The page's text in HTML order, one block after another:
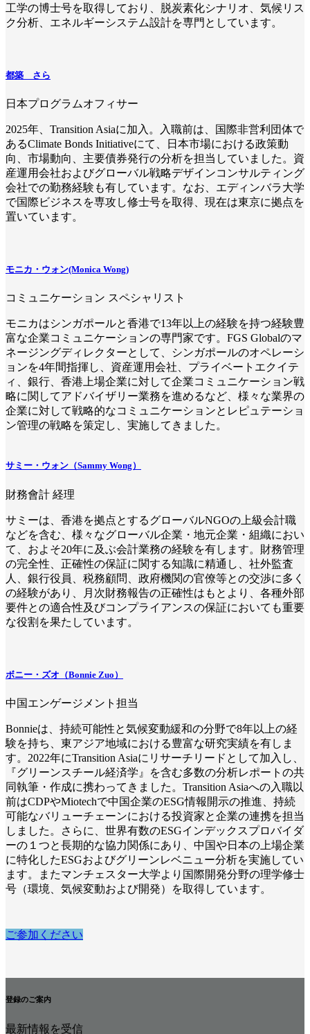
工学の博士号を取得しており、脱炭素化シナリオ、気候リス
ク分析、エネルギーシステム設計を専門としています。
都築 さら
日本プログラムオフィサー
2025年、Transition Asiaに加入。入職前は、国際非営利団体で
あるClimate Bonds Initiativeにて、日本市場における政策動
向、市場動向、主要債券発行の分析を担当していました。資
産運用会社およびグローバル戦略デザインコンサルティング
会社での勤務経験も有しています。なお、エディンバラ大学
で国際ビジネスを専攻し修士号を取得、現在は東京に拠点を
置いています。
モニカ・ウォン(Monica Wong)
コミュニケーション スペシャリスト
モニカはシンガポールと香港で13年以上の経験を持つ経験豊
富な企業コミュニケーションの専門家です。FGS Globalのマ
ネージングディレクターとして、シンガポールのオペレーシ
ョンを4年間指揮し、資産運用会社、プライベートエクイテ
ィ、銀行、香港上場企業に対して企業コミュニケーション戦
略に関してアドバイザリー業務を進めるなど、様々な業界の
企業に対して戦略的なコミュニケーションとレピュテーショ
ン管理の戦略を策定し、実施してきました。
サミー・ウォン（Sammy Wong）
財務會計 経理
サミーは、香港を拠点とするグローバルNGOの上級会計職
などを含む、様々なグローバル企業・地元企業・組織におい
て、およそ20年に及ぶ会計業務の経験を有します。財務管理
の完全性、正確性の保証に関する知識に精通し、社外監査
人、銀行役員、税務顧問、政府機関の官僚等との交渉に多く
の経験があり、月次財務報告の正確性はもとより、各種外部
要件との適合性及びコンプライアンスの保証においても重要
な役割を果たしています。
ボニー・ズオ（Bonnie Zuo）
中国エンゲージメント担当
Bonnieは、持続可能性と気候変動緩和の分野で8年以上の経
験を持ち、東アジア地域における豊富な研究実績を有しま
す。2022年にTransition Asiaにリサーチリードとして加入し、
『グリーンスチール経済学』を含む多数の分析レポートの共
同執筆・作成に携わってきました。Transition Asiaへの入職以
前はCDPやMiotechで中国企業のESG情報開示の推進、持続
可能なバリューチェーンにおける投資家と企業の連携を担当
しました。さらに、世界有数のESGインデックスプロバイダ
ーの１つと長期的な協力関係にあり、中国や日本の上場企業
に特化したESGおよびグリーンレベニュー分析を実施してい
ます。またマンチェスター大学より国際開発分野の理学修士
号（環境、気候変動および開発）を取得しています。
ご参加ください
登録のご案内
最新情報を受信